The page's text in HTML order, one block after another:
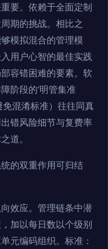
要。依赖于全面定制
期的挑战。相比之
模拟混合的管理模
用户心智的最佳实践
容错困难的要素。软
阶段的‘明管集准
免混淆标准）往往同真
错风险细节与复费率
道。
的双重作用可归结
效应。管理链条中潜
加以每日数以个级别
元编码组织。标准：